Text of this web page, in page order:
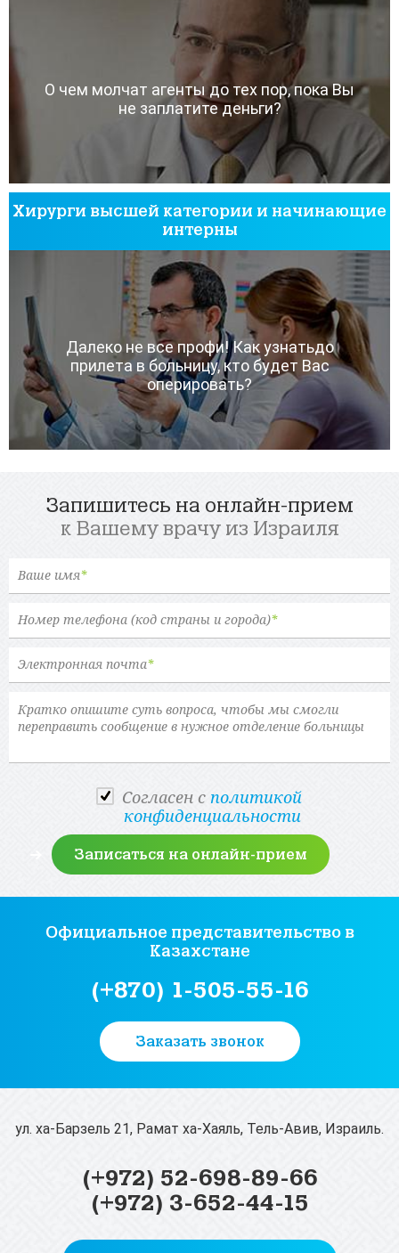
О чем молчат агенты до тех пор, пока Вы
не заплатите деньги?
Хирурги высшей категории и начинающие
интерны
Далеко не все профи! Как узнатьдо
прилета в больницу, кто будет Вас
оперировать?
Запишитесь на онлайн-прием
к Вашему врачу из Израиля
Ваше имя*
Номер телефона (код страны и города)*
Электронная почта*
Cогласен с политикой
конфиденциальности
Официальное представительство в
Казахстане
(+870) 1-505-55-16
Заказать звонок
(+972) 52-698-89-66
(+972) 3-652-44-15
ул. ха-Барзель 21, Рамат ха-Хаяль, Тель-Авив, Израиль.